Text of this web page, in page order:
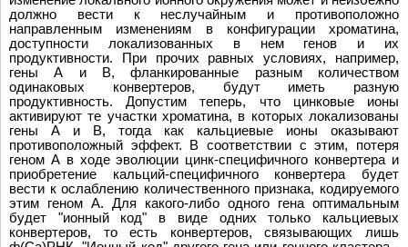
должно вести к неслучайным и противоположно
направленным изменениям в конфигурации хроматина,
доступности локализованных в нем генов и их
продуктивности. При прочих равных условиях, например,
гены А и В, фланкированные разным количеством
одинаковых конвертеров, будут иметь разную
продуктивность. Допустим теперь, что цинковые ионы
активируют те участки хроматина, в которых локализованы
гены А и В, тогда как кальциевые ионы оказывают
противоположный эффект. В соответствии с этим, потеря
геном А в ходе эволюции цинк-специфичного конвертера и
приобретение кальций-специфичного конвертера будет
вести к ослаблению количественного признака, кодируемого
этим геном А. Для какого-либо одного гена оптимальным
будет "ионный код" в виде одних только кальциевых
конвертеров, то есть конвертеров, связывающих лишь